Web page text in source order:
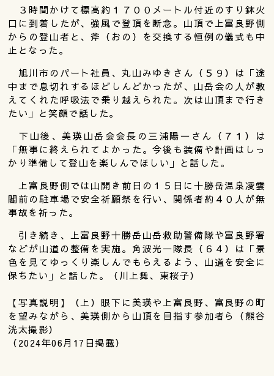
３時間かけて標高約１７００メートル付近のすり鉢火
口に到着したが、強風で登頂を断念。山頂で上富良野側
からの登山者と、斧（おの）を交換する恒例の儀式も中
止となった。
旭川市のパート社員、丸山みゆきさん（５９）は「途
中まで息切れするほどしんどかったが、山岳会の人が教
えてくれた呼吸法で乗り越えられた。次は山頂まで行き
たい」と笑顔で話した。
下山後、美瑛山岳会会長の三浦陽一さん（７１）は
「無事に終えられてよかった。今後も装備や計画はしっ
かり準備して登山を楽しんでほしい」と話した。
上富良野側では山開き前日の１５日に十勝岳温泉凌雲
閣前の駐車場で安全祈願祭を行い、関係者約４０人が無
事故を祈った。
引き続き、上富良野十勝岳山岳救助警備隊や富良野署
などが山道の整備を実施。角波光一隊長（６４）は「景
色を見てゆっくり楽しんでもらえるよう、山道を安全に
保ちたい」と話した。（川上舞、東桜子）
【写真説明】（上）眼下に美瑛や上富良野、富良野の町
を望みながら、美瑛側から山頂を目指す参加者ら（熊谷
洸太撮影）
（2024年06月17日掲載）